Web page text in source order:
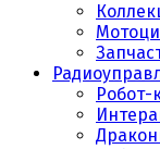
Робот-